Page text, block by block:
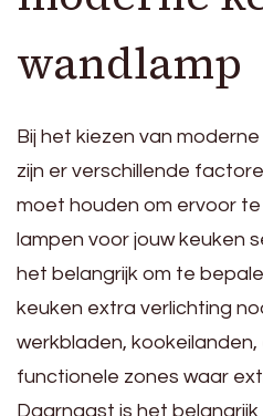
wandlamp
Bij het kiezen van
zijn er verschillende
moet houden om ervoor
lampen voor jouw keuken
het belangrijk om te
keuken extra verlichting
werkbladen,
functionele zones waar
Daarnaast is het